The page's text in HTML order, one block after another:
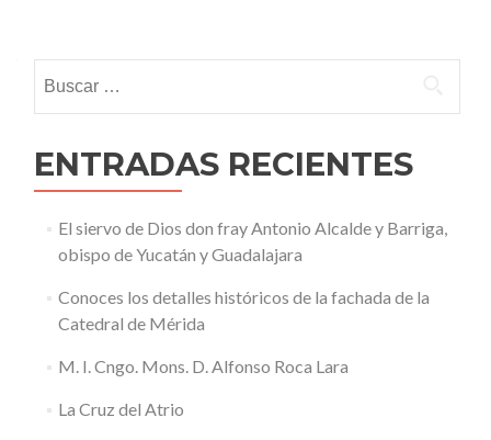
navigation
ENTRADAS RECIENTES
El siervo de Dios don fray Antonio Alcalde y Barriga,
obispo de Yucatán y Guadalajara
Conoces los detalles históricos de la fachada de la
Catedral de Mérida
M. I. Cngo. Mons. D. Alfonso Roca Lara
La Cruz del Atrio